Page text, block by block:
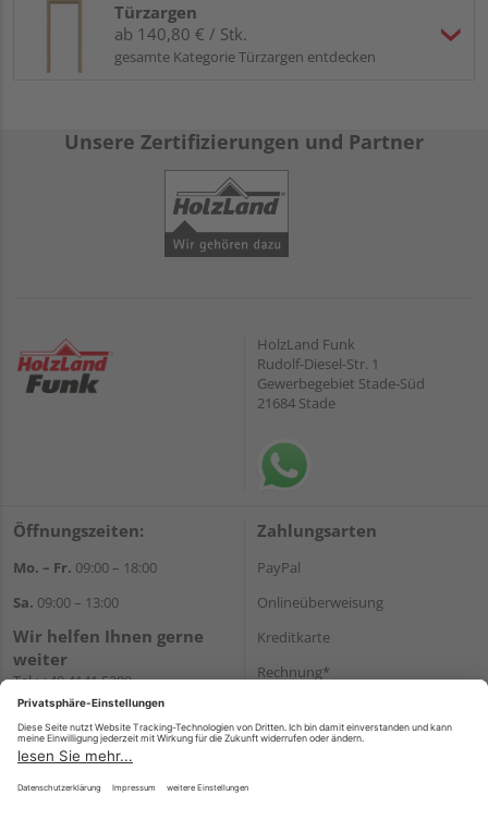
Türzargen
ab 140,80 € / Stk.
gesamte Kategorie Türzargen entdecken
Unsere Zertifizierungen und Partner
HolzLand Funk
Rudolf-Diesel-Str. 1
Gewerbegebiet Stade-Süd
21684 Stade
Öffnungszeiten:
Mo. – Fr. 09:00 – 18:00
Sa. 09:00 – 13:00
Wir helfen Ihnen gerne
weiter
Tel.:+49 4141 5380
E-Mail:shop@holzland-funk.de
WhatsApp
Zahlungsarten
PayPal
Onlineüberweisung
Kreditkarte
Rechnung*
Versand